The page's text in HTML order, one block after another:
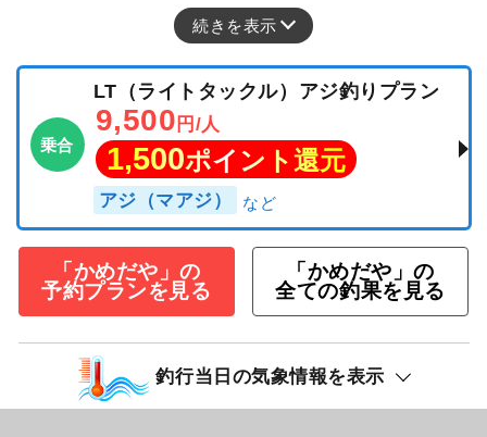
続きを表示
乗合
LT（ライトタックル）アジ釣りプラン
9,500 円/人
1,500ポイント還元
アジ（マアジ）
「かめだや」の
予約プランを見る
「かめだや」の
全ての釣果を見る
釣行当日の気象情報を表示